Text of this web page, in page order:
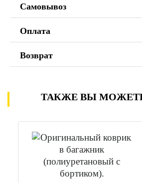
Самовывоз
Оплата
Возврат
ТАКЖЕ ВЫ